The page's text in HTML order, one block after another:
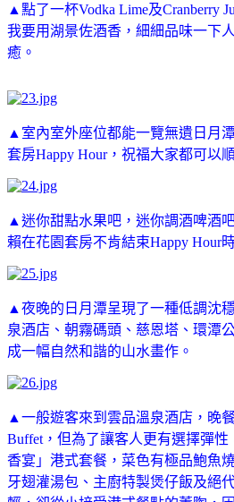
▲點了一杯Vodka Lime及Cranberry
我要用湖景佐酒香，細細品味一下
癒。
▲室內室外座位都能一覽無遺日月
套房Happy Hour，祝福大家都可以
▲迷你甜點水果吧，迷你調酒啤酒
賴在花園套房不肯結束Happy Hour
▲夜晚的日月潭呈現了一種低調沈
泉酒店、朝霧碼頭、慈恩塔、環潭
成一幅自然和諧的山水畫作。
▲一般遊客來到雲品溫泉酒店，晚
Buffet，但為了讓客人更有選擇彈性
香宴」港式套餐，菜色有極品鮑魚
牙翅灌湯包 、 主廚特製煲仔飯及絕